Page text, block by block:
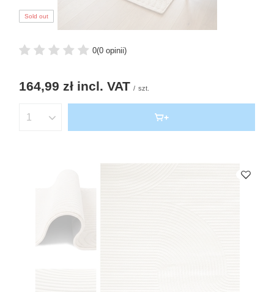
Sold out
0(0 opinii)
164,99 zł incl. VAT / szt.